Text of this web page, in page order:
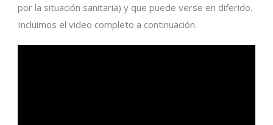
por la situación sanitaria) y que puede verse en diferido.
Incluimos el video completo a continuación.